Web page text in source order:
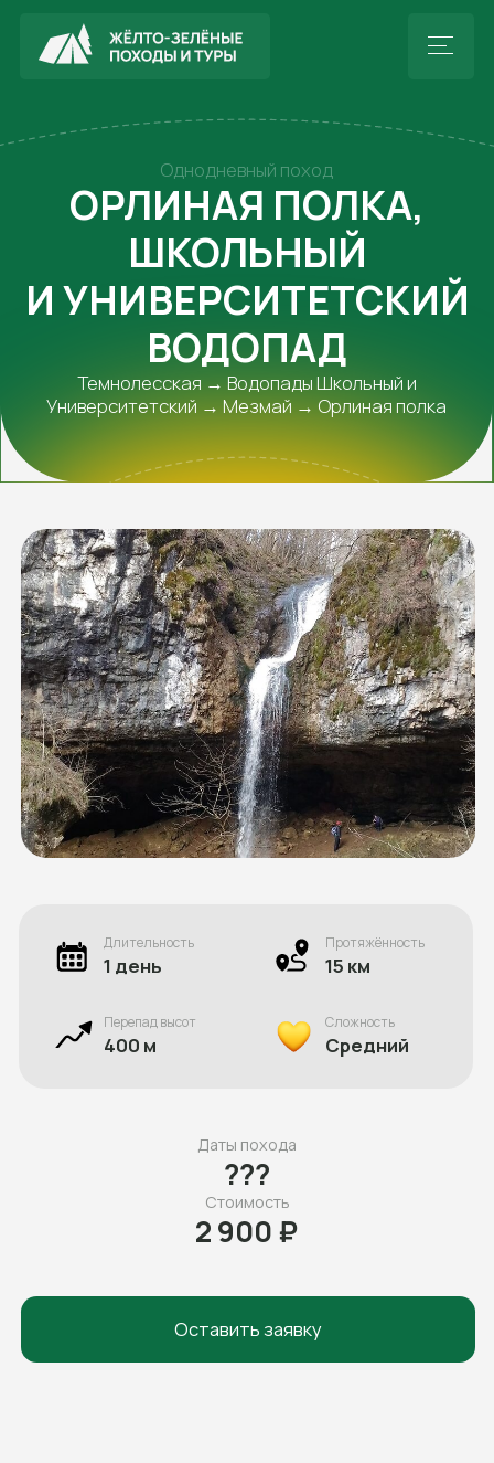
ОРЛИНАЯ ПОЛКА,
ШКОЛЬНЫЙ
И УНИВЕРСИТЕТСКИЙ
ВОДОПАД
Темнолесская → Водопады Школьный и
Университетский → Мезмай → Орлиная полка
Сложность
Перепад высот
Протяжённость
15 км
Длительность
1 день
2 900 ₽